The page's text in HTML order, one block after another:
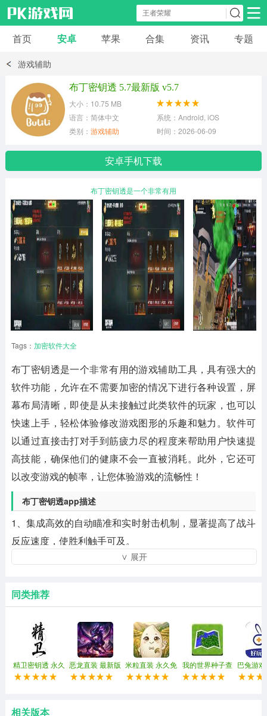
安卓应用 安卓游戏
模拟经营
首页 安卓 苹果 合集 资讯 专题
游戏辅助
布丁密钥透 5.7最新版 v5.7
大小：10.75 MB
语言：简体中文
系统：Android, iOS
类别： 游戏辅助 时间：2026-06-09
安卓手机下载
布丁密钥透是一个非常有用
Tags： 加密软件大全
布丁密钥透是一个非常有用的游戏辅助工具，具有强大的
软件功能，允许在不需要加密的情况下进行各种设置，屏
幕布局清晰，即使是从未接触过此类软件的玩家，也可以
快速上手，轻松体验修改游戏图形的乐趣和魅力。软件可
以通过直接击打对手到筋疲力尽的程度来帮助用户快速提
高技能，确保他们的健康不会一直被消耗。此外，它还可
以改变游戏的帧率，让您体验游戏的流畅性！
布丁密钥透app描述
1、集成高效的自动瞄准和实时射击机制，显著提高了战斗
反应速度，使胜利触手可及。
2、全面的物资援助系统，准确匹配玩家需求，轻松收集战
3、修改参数时也很稳定。应用程序的操作并不困难，游戏
玩家可以随时进入这里使用功能。
4、用户在使用软件之前，可以在软件中了解各种公司!玩
家可以在这里随意定制游戏参数。
∨ 展开
同类推荐
精卫密钥透 永久
免费版
恶龙直装 最新版 米粒直装 永久免
费版
我的世界种子查
询器 官方正版
巴兔游
卓
相关版本